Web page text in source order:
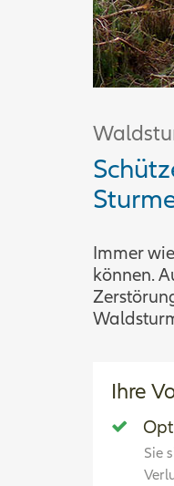
Immer
können.
Ihre
Sie